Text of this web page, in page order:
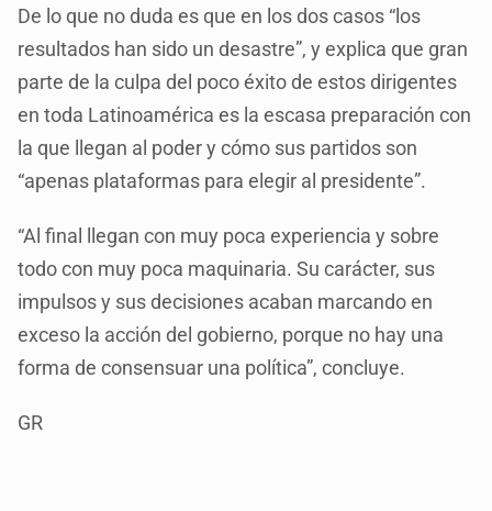
De lo que no duda es que en los dos casos “los
resultados han sido un desastre”, y explica que gran
parte de la culpa del poco éxito de estos dirigentes
en toda Latinoamérica es la escasa preparación con
la que llegan al poder y cómo sus partidos son
“apenas plataformas para elegir al presidente”.
“Al final llegan con muy poca experiencia y sobre
todo con muy poca maquinaria. Su carácter, sus
impulsos y sus decisiones acaban marcando en
exceso la acción del gobierno, porque no hay una
forma de consensuar una política”, concluye.
GR